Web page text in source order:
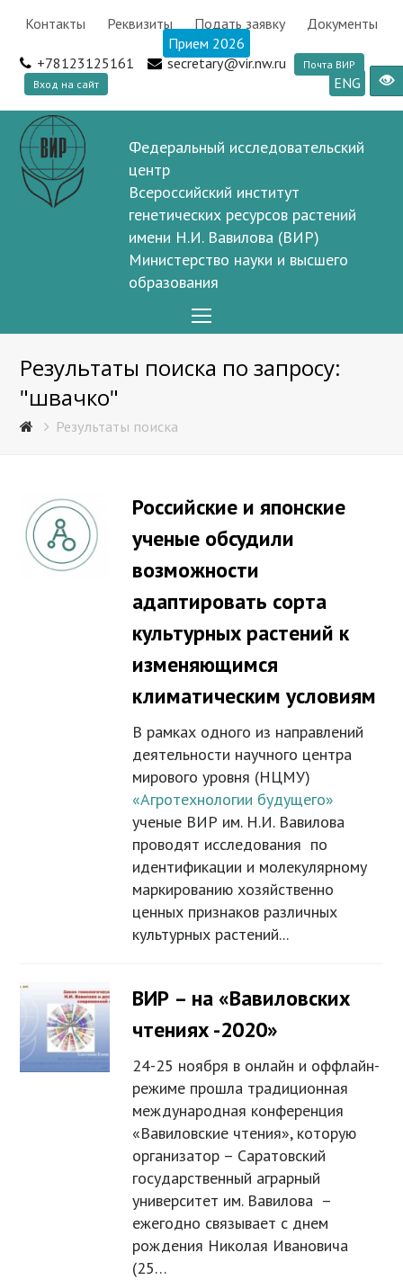
Контакты Реквизиты Подать заявку
Документы
Прием 2026
+78123125161
secretary@vir.nw.ru
Почта ВИР
Вход на сайт
ENG
Федеральный исследовательский
центр
Всероссийский институт
генетических ресурсов растений
имени Н.И. Вавилова (ВИР)
Министерство науки и высшего
образования
Menu
Результаты поиска по запросу:
"швачко"
Результаты поиска
Российские и японские
ученые обсудили
возможности
адаптировать сорта
культурных растений к
изменяющимся
климатическим условиям
В рамках одного из направлений
деятельности научного центра
мирового уровня (НЦМУ)
«Агротехнологии будущего»
ученые ВИР им. Н.И. Вавилова
проводят исследования по
идентификации и молекулярному
маркированию хозяйственно
ценных признаков различных
культурных растений...
ВИР – на «Вавиловских
чтениях -2020»
24-25 ноября в онлайн и оффлайн-
режиме прошла традиционная
международная конференция
«Вавиловские чтения», которую
организатор – Саратовский
государственный аграрный
университет им. Вавилова –
ежегодно связывает с днем
рождения Николая Ивановича
(25…